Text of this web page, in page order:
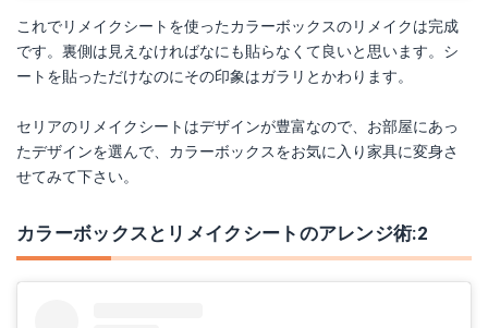
これでリメイクシートを使ったカラーボックスのリメイクは完成
です。裏側は見えなければなにも貼らなくて良いと思います。シ
ートを貼っただけなのにその印象はガラリとかわります。
セリアのリメイクシートはデザインが豊富なので、お部屋にあっ
たデザインを選んで、カラーボックスをお気に入り家具に変身さ
せてみて下さい。
カラーボックスとリメイクシートのアレンジ術:2